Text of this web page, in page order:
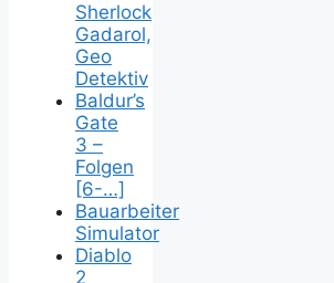
Sherlock
Gadarol,
Geo
Detektiv
Baldur’s
Gate
3 –
Folgen
[6-…]
Bauarbeiter
Simulator
Diablo
2